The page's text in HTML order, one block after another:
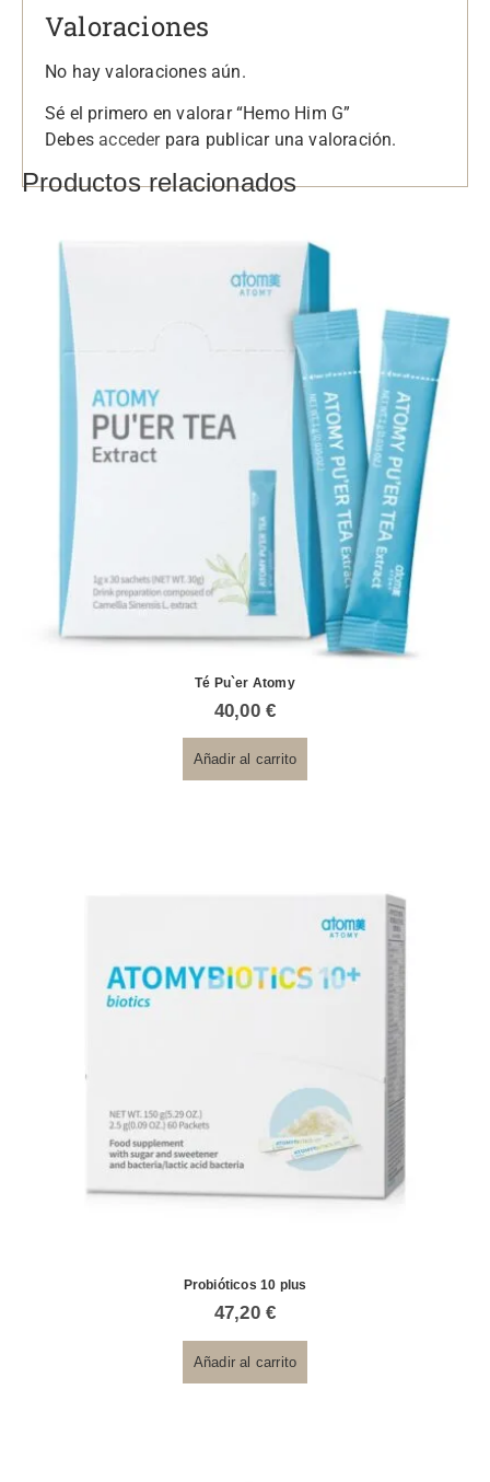
Valoraciones
No hay valoraciones aún.
Sé el primero en valorar “Hemo Him G”
Debes accederpara publicar una valoración.
Productos relacionados
Té Pu`er Atomy
40,00 €
Añadir al carrito
Probióticos 10 plus
47,20 €
Añadir al carrito